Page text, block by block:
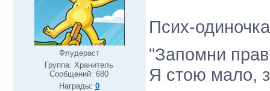
Флудераст
Группа: Хранитель
Сообщений:680
Награды: 0
Псих-
"Запомни
Я стою мало,